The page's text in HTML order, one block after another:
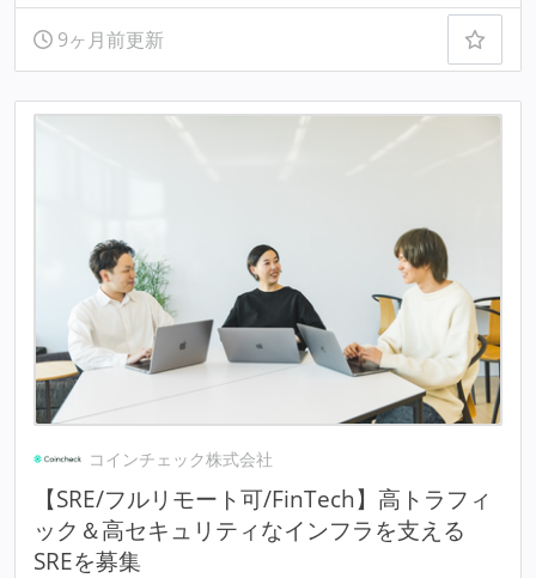
9ヶ月前更新
コインチェック株式会社
【SRE/フルリモート可/FinTech】高トラフィ
ック＆高セキュリティなインフラを支える
SREを募集